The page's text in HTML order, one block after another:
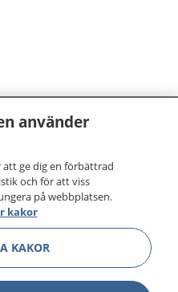
använder
att ge dig en förbättrad
och för att viss
på webbplatsen.
kakor
KAKOR